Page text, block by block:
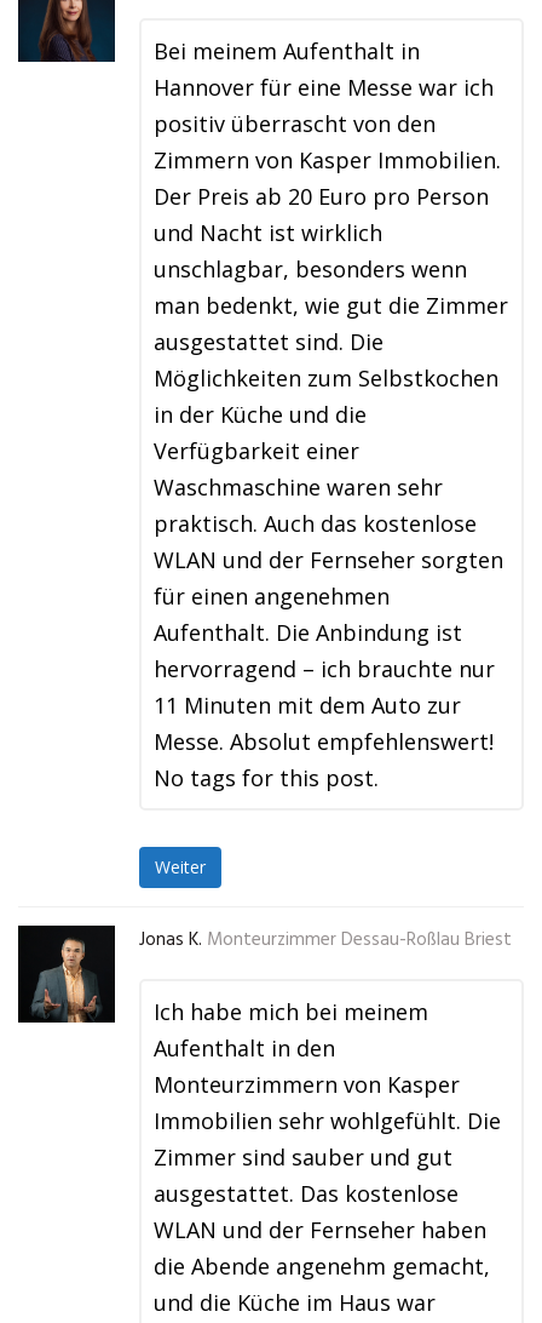
Bei meinem Aufenthalt in
Hannover für eine Messe war ich
positiv überrascht von den
Zimmern von Kasper Immobilien.
Der Preis ab 20 Euro pro Person
und Nacht ist wirklich
unschlagbar, besonders wenn
man bedenkt, wie gut die Zimmer
ausgestattet sind. Die
Möglichkeiten zum Selbstkochen
in der Küche und die
Verfügbarkeit einer
Waschmaschine waren sehr
praktisch. Auch das kostenlose
WLAN und der Fernseher sorgten
für einen angenehmen
Aufenthalt. Die Anbindung ist
hervorragend – ich brauchte nur
11 Minuten mit dem Auto zur
Messe. Absolut empfehlenswert!
No tags for this post.
Weiter
Jonas K. Monteurzimmer Dessau-Roßlau Briest
Ich habe mich bei meinem
Aufenthalt in den
Monteurzimmern von Kasper
Immobilien sehr wohlgefühlt. Die
Zimmer sind sauber und gut
ausgestattet. Das kostenlose
WLAN und der Fernseher haben
die Abende angenehm gemacht,
und die Küche im Haus war